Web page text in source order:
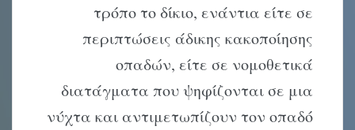
τρόπο το δίκιο, ενάντια είτε σε
περιπτώσεις άδικης κακοποίησης
οπαδών, είτε σε νομοθετικά
διατάγματα που ψηφίζονται σε μια
νύχτα και αντιμετωπίζουν τον οπαδό